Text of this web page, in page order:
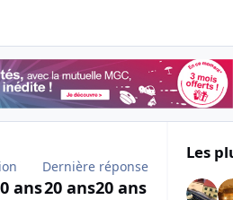
ans
Dernière réponse
20 ans20 ans
Les